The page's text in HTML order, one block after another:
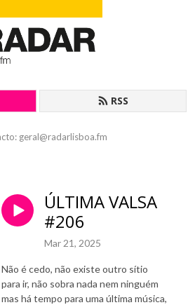
RSS
geral@radarlisboa.fm
ÚLTIMA VALSA
#206
Mar 21, 2025
Não é cedo, não existe outro sítio
para ir, não sobra nada nem ninguém
mas há tempo para uma última música,